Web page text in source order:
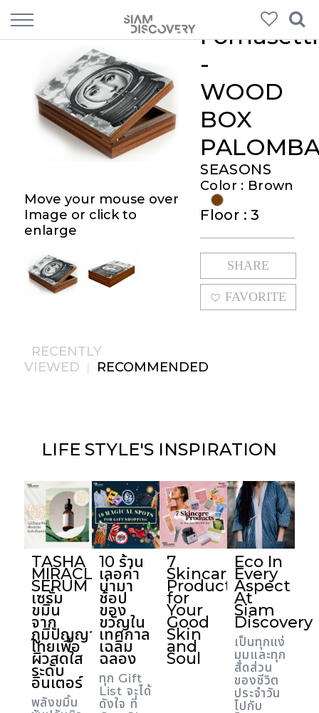
Move your mouse over
Image or click to
enlarge
Fornasetti
-
WOOD
BOX
SEASONS
Color : Brown
Floor : 3
SHARE
FAVORITE
RECENTLY
VIEWED | RECOMMENDED
LIFE STYLE'S INSPIRATION
TASHA
MIRACLE
SERUM
เซรั่ม
ขมิ้น
จาก
ภูมิปัญญา
ไทยเพื่อ
ผิวสดใส
ระดับ
อินเตอร์
พลังขมิ้น
10 ร้าน
เลอค่า
น่ามา
ช้อป
ของ
ขวัญใน
เทศกาล
เฉลิม
ฉลอง
ทุก Gift
List จะได้
ดังใจ ที่
7
Skincare
Products
for
Your
Good
Skin
and
Soul
Eco In
Every
Aspect
At
Siam
Discovery
เป็นทุกแง่
มุมและทุก
สัดส่วน
ของชีวิต
ประจำวัน
ไปกับ